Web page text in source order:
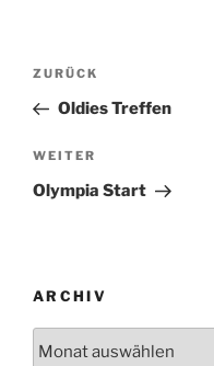
Beitragsnavigation
Vorheriger
Beitrag
ZURÜCK
Oldies Treffen
Nächster
Beitrag
WEITER
Olympia Start
ARCHIV